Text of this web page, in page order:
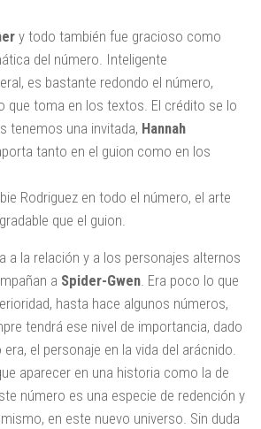
y todo también fue gracioso como
del número. Inteligente
es bastante redondo el número,
que toma en los textos. El crédito se lo
tenemos una invitada, Hannah
tanto en el guion como en los
Rodriguez en todo el número, el arte
que el guion.
a la relación y a los personajes alternos
a Spider-Gwen. Era poco lo que
hasta hace algunos números,
tendrá ese nivel de importancia, dado
el personaje en la vida del arácnido.
aparecer en una historia como la de
número es una especie de redención y
en este nuevo universo. Sin duda